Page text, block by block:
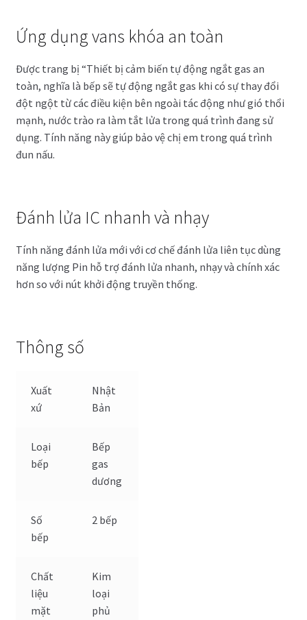
Ứng dụng vans khóa an toàn
Được trang bị “Thiết bị cảm biến tự động ngắt gas an
toàn, nghĩa là bếp sẽ tự động ngắt gas khi có sự thay đổi
đột ngột từ các điều kiện bên ngoài tác động như gió thổi
mạnh, nước trào ra làm tắt lửa trong quá trình đang sử
dụng. Tính năng này giúp bảo vệ chị em trong quá trình
đun nấu.
Đánh lửa IC nhanh và nhạy
Tính năng đánh lửa mới với cơ chế đánh lửa liên tục dùng
năng lượng Pin hỗ trợ đánh lửa nhanh, nhạy và chính xác
hơn so với nút khởi động truyền thống.
Thông số
Xuất
xứ
Nhật
Bản
Loại
bếp
Bếp
gas
dương
Số
bếp
2 bếp
Chất
liệu
mặt
Kim
loại
phủ